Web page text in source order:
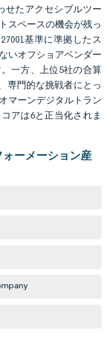
せたアクセシブルツー
スペースの機会が残っ
基準に準拠したス
いオフショアベンダー
一方、上位5社の合算
専門的な挑戦者にとっ
マーンデジタルトラン
アは6と正当化されま
ーメーション産